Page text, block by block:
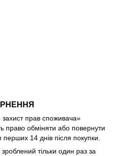
захист прав споживача»
право обміняти або повернути
14 днів після покупки.
тільки один раз за